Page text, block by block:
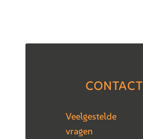
CONTACT
Veelgestelde
vragen